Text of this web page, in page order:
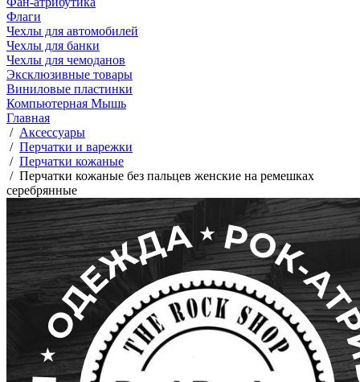
Флаги
Чехлы для автомобилей
Чехлы для банки
Чехлы для чемоданов
Эксклюзивные товары
Виниловые пластинки
Компьютерная Мышь
Главная
/ Аксессуары
/ Перчатки и варежки
/ Перчатки кожаные
/ Перчатки кожаные без пальцев женские на ремешках
серебрянные